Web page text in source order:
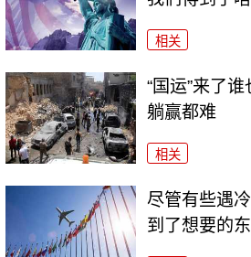
相关
“国运”来了
躺赢都难
相关
尽管有些遇
到了想要的